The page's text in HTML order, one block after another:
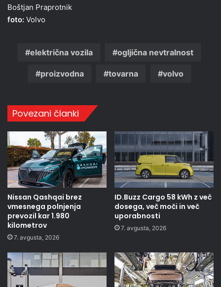
Boštjan Praprotnik
foto: Volvo
električna vozila ogljična nevtralnost
proizvodna tovarna volvo
Povezani članki
Nissan Qashqai brez
vmesnega polnjenja
prevozil kar 1.980
kilometrov
7. avgusta, 2026
ID.Buzz Cargo 58 kWh z več
dosega, več moči in več
uporabnosti
7. avgusta, 2026